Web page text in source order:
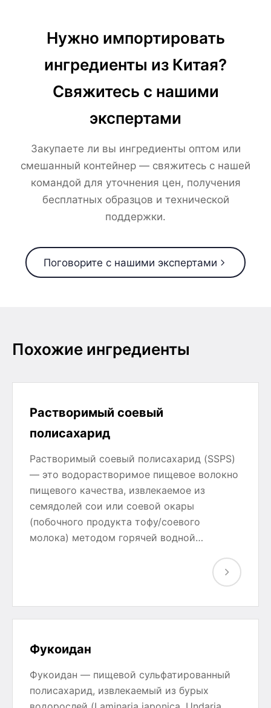
Нужно импортировать
ингредиенты из Китая?
Свяжитесь с нашими
экспертами
Закупаете ли вы ингредиенты оптом или
смешанный контейнер — свяжитесь с нашей
командой для уточнения цен, получения
бесплатных образцов и технической
поддержки.
Поговорите с нашими экспертами
Похожие ингредиенты
Растворимый соевый
полисахарид
Растворимый соевый полисахарид (SSPS)
— это водорастворимое пищевое волокно
пищевого качества, извлекаемое из
семядолей сои или соевой окары
(побочного продукта тофу/соевого
молока) методом горячей водной…
Фукоидан
Фукоидан — пищевой сульфатированный
полисахарид, извлекаемый из бурых